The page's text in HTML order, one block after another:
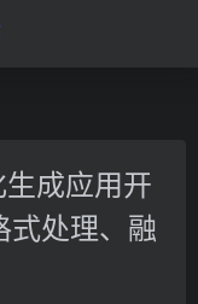
成应用开
式处理、融